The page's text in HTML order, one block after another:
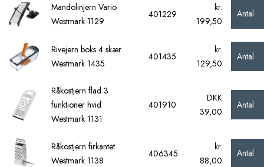
Mandolinjern Vario
Westmark 1129
401229
kr.
199,50
Antal
Rivejern boks 4 skær
Westmark 1435
401435
kr.
129,50
Antal
Råkostjern flad 3
funktioner hvid
Westmark 1131
401910
DKK
39,00
Antal
Råkostjern firkantet
Westmark 1138
406345
kr.
88,00
Antal